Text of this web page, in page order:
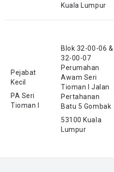
Kuala Lumpur
Pejabat
Kecil
PA Seri
Tioman I
Blok 32-00-06 &
32-00-07
Perumahan
Awam Seri
Tioman I Jalan
Pertahanan
Batu 5 Gombak
53100 Kuala
Lumpur